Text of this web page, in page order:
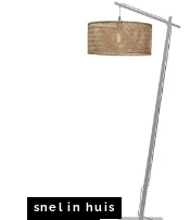
snel in huis